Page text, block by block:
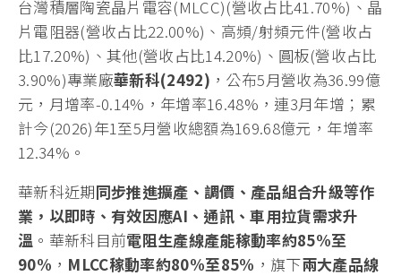
台灣積層陶瓷晶片電容(MLCC)(營收占比41.70%)、晶
片電阻器(營收占比22.00%)、高頻/射頻元件(營收占
比17.20%)、其他(營收占比14.20%)、圓板(營收占比
3.90%)專業廠華新科(2492) ，公布5月營收為36.99億
元，月增率-0.14%，年增率16.48%，連3月年增；累
計今(2026)年1至5月營收總額為169.68億元，年增率
12.34%。
華新科近期同步推進擴產、調價、產品組合升級等作
業，以即時、有效因應AI 、通訊、車用拉貨需求升
溫 。華新科目前電阻生產線產能稼動率約85%至
90% ， MLCC稼動率約80%至85% ，旗下兩大產品線